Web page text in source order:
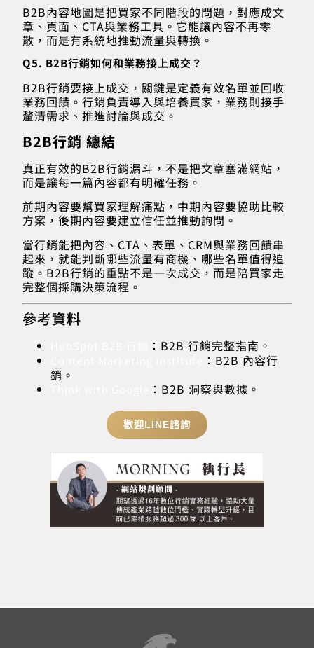
B2B內容地圖是把買家不同階段的問題，對應成文
章、頁面、CTA與業務工具。它能讓內容不再零
散，而是有系統地推動流量與轉換。
Q5. B2B行銷如何和業務接上成交？
B2B行銷要接上成交，關鍵是定義有效名單並回收
業務回饋。行銷負責導入與培養買家，業務則接手
釐清需求、推進討論與成交。
B2B行銷 總結
真正有效的B2B行銷漏斗，不是把文章塞滿網站，
而是讓每一篇內容都有明確任務。
前期內容要幫買家理解痛點，中期內容要協助比較
方案，後期內容要建立信任並推動詢問。
當行銷能把內容、CTA、表單、CRM與業務回饋串
起來，就能判斷哪些流量有商機、哪些名單值得追
蹤。B2B行銷的重點不是一次成交，而是陪買家走
完整個採購決策流程。
參考資料
：B2B 行銷完整指南。
：B2B 內容行
銷。
：B2B 洞察與數據。
歡迎LINE諮詢